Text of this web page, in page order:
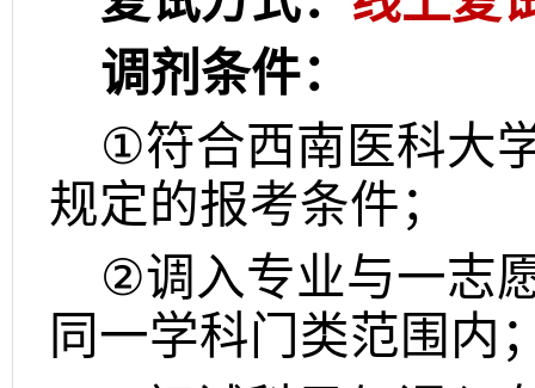
调剂条件：
①符合西南医科大
规定的报考条件；
②调入专业与一志
同一学科门类范围内